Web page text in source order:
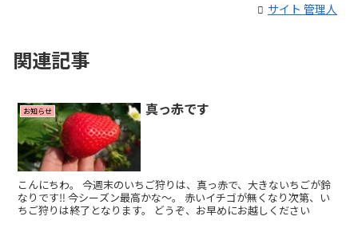
サイト 管理人
関連記事
お知らせ 真っ赤です
こんにちわ。 今週末のいちご狩りは、真っ赤で、大きないちごが鈴
なりです‼️ 今シーズン最高かな～。 赤いイチゴが無くなり次第、い
ちご狩りは終了となります。 どうぞ、お早めにお越しください